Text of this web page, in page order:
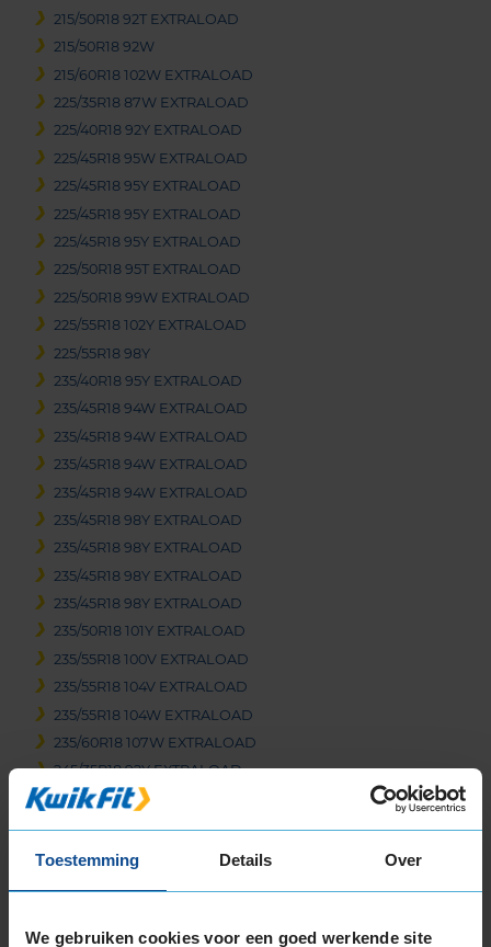
Toestemming Details Over
We gebruiken cookies voor een goed werkende site
215/50R18 92T EXTRALOAD
215/50R18 92W
215/60R18 102W EXTRALOAD
225/35R18 87W EXTRALOAD
225/40R18 92Y EXTRALOAD
225/45R18 95W EXTRALOAD
225/45R18 95Y EXTRALOAD
225/45R18 95Y EXTRALOAD
225/45R18 95Y EXTRALOAD
225/50R18 95T EXTRALOAD
225/50R18 99W EXTRALOAD
225/55R18 102Y EXTRALOAD
225/55R18 98Y
235/40R18 95Y EXTRALOAD
235/45R18 94W EXTRALOAD
235/45R18 94W EXTRALOAD
235/45R18 94W EXTRALOAD
235/45R18 94W EXTRALOAD
235/45R18 98Y EXTRALOAD
235/45R18 98Y EXTRALOAD
235/45R18 98Y EXTRALOAD
235/45R18 98Y EXTRALOAD
235/50R18 101Y EXTRALOAD
235/55R18 100V EXTRALOAD
235/55R18 104V EXTRALOAD
235/55R18 104W EXTRALOAD
235/60R18 107W EXTRALOAD
245/35R18 92Y EXTRALOAD
245/40R18 93Y
245/40R18 97Y EXTRALOAD
245/45R18 100Y EXTRALOAD
255/35R18 94Y EXTRALOAD